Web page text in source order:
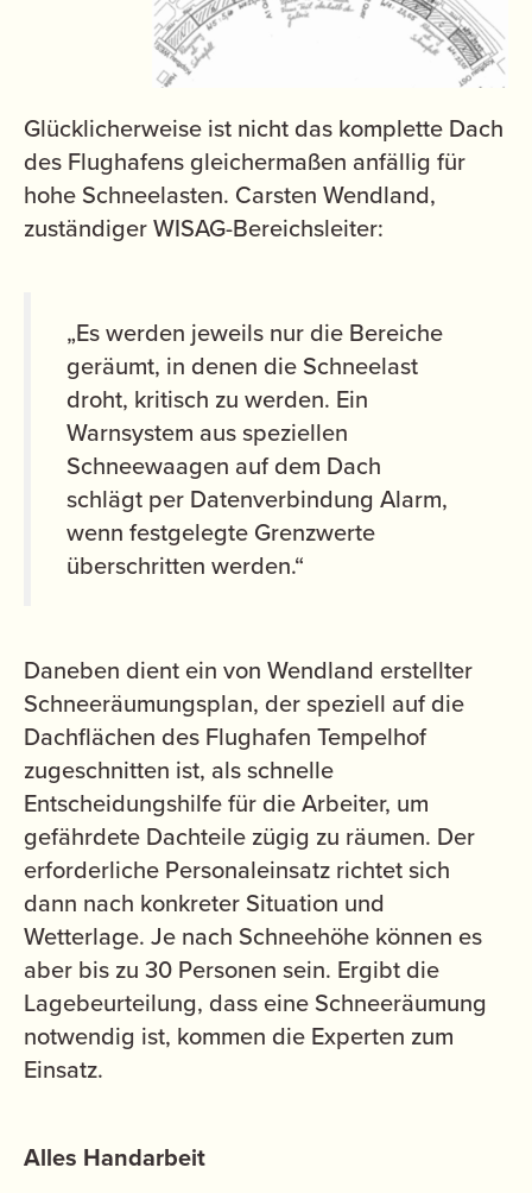
Glücklicherweise ist nicht das komplette Dach
des Flughafens gleichermaßen anfällig für
hohe Schneelasten. Carsten Wendland,
zuständiger WISAG-Bereichsleiter:
„Es werden jeweils nur die Bereiche
geräumt, in denen die Schneelast
droht, kritisch zu werden. Ein
Warnsystem aus speziellen
Schneewaagen auf dem Dach
schlägt per Datenverbindung Alarm,
wenn festgelegte Grenzwerte
überschritten werden.“
Daneben dient ein von Wendland erstellter
Schneeräumungsplan, der speziell auf die
Dachflächen des Flughafen Tempelhof
zugeschnitten ist, als schnelle
Entscheidungshilfe für die Arbeiter, um
gefährdete Dachteile zügig zu räumen. Der
erforderliche Personaleinsatz richtet sich
dann nach konkreter Situation und
Wetterlage. Je nach Schneehöhe können es
aber bis zu 30 Personen sein. Ergibt die
Lagebeurteilung, dass eine Schneeräumung
notwendig ist, kommen die Experten zum
Einsatz.
Alles Handarbeit